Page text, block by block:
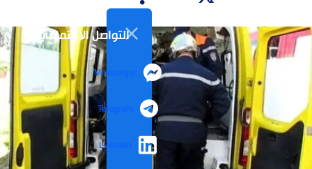
التواصل الاجتماعي
Messenger
Telegram
LinkedIn